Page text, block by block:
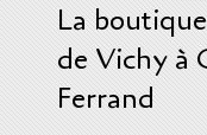
La
de Vichy à
Ferrand